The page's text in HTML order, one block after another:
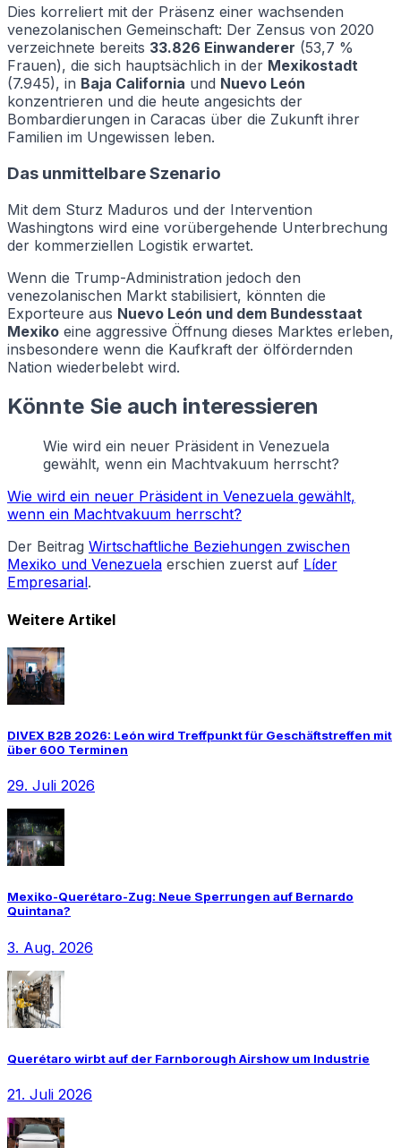
Dies korreliert mit der Präsenz einer wachsenden
venezolanischen Gemeinschaft: Der Zensus von 2020
verzeichnete bereits 33.826 Einwanderer (53,7 %
Frauen), die sich hauptsächlich in der Mexikostadt
(7.945), in Baja California und Nuevo León
konzentrieren und die heute angesichts der
Bombardierungen in Caracas über die Zukunft ihrer
Familien im Ungewissen leben.
Das unmittelbare Szenario
Mit dem Sturz Maduros und der Intervention
Washingtons wird eine vorübergehende Unterbrechung
der kommerziellen Logistik erwartet.
Wenn die Trump-Administration jedoch den
venezolanischen Markt stabilisiert, könnten die
Exporteure aus Nuevo León und dem Bundesstaat
Mexiko eine aggressive Öffnung dieses Marktes erleben,
insbesondere wenn die Kaufkraft der ölfördernden
Nation wiederbelebt wird.
Könnte Sie auch interessieren
Wie wird ein neuer Präsident in Venezuela
gewählt, wenn ein Machtvakuum herrscht?
Wie wird ein neuer Präsident in Venezuela gewählt,
wenn ein Machtvakuum herrscht?
Der Beitrag Wirtschaftliche Beziehungen zwischen
Mexiko und Venezuela erschien zuerst auf Líder
Empresarial.
Weitere Artikel
DIVEX B2B 2026: León wird Treffpunkt für Geschäftstreffen mit
über 600 Terminen
29. Juli 2026
Mexiko-Querétaro-Zug: Neue Sperrungen auf Bernardo
Quintana?
3. Aug. 2026
Querétaro wirbt auf der Farnborough Airshow um Industrie
21. Juli 2026